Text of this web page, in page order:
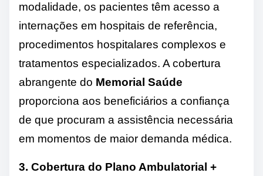
modalidade, os pacientes têm acesso a
internações em hospitais de referência,
procedimentos hospitalares complexos e
tratamentos especializados. A cobertura
abrangente do Memorial Saúde
proporciona aos beneficiários a confiança
de que procuram a assistência necessária
em momentos de maior demanda médica.
3. Cobertura do Plano Ambulatorial +